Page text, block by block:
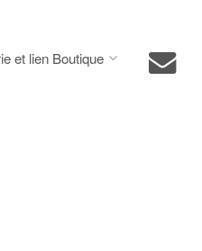
et lien Boutique